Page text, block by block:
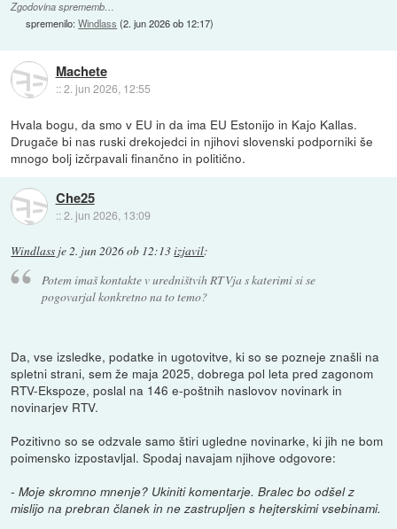
Zgodovina sprememb…
spremenilo:Windlass (2. jun 2026 ob 12:17)
Machete
::2. jun 2026, 12:55
Hvala bogu, da smo v EU in da ima EU Estonijo in Kajo Kallas.
Drugače bi nas ruski drekojedci in njihovi slovenski podporniki še
mnogo bolj izčrpavali finančno in politično.
Che25
::2. jun 2026, 13:09
Windlass je2. jun 2026 ob 12:13izjavil:
Potem imaš kontakte v uredništvih RTVja s katerimi si se
pogovarjal konkretno na to temo?
Da, vse izsledke, podatke in ugotovitve, ki so se pozneje znašli na
spletni strani, sem že maja 2025, dobrega pol leta pred zagonom
RTV-Ekspoze, poslal na 146 e-poštnih naslovov novinark in
novinarjev RTV.
Pozitivno so se odzvale samo štiri ugledne novinarke, ki jih ne bom
poimensko izpostavljal. Spodaj navajam njihove odgovore:
- Moje skromno mnenje? Ukiniti komentarje. Bralec bo odšel z
mislijo na prebran članek in ne zastrupljen s hejterskimi vsebinami.